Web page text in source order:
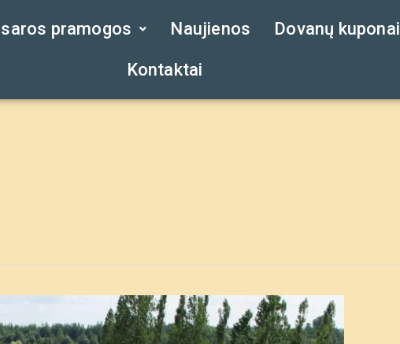
pramogos Naujienos Dovanų kuponai
Kontaktai